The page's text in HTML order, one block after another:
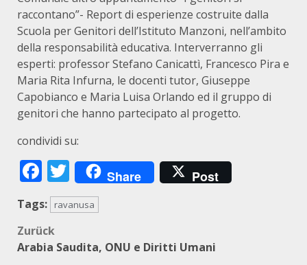
raccontano”- Report di esperienze costruite dalla
Scuola per Genitori dell’Istituto Manzoni, nell’ambito
della responsabilità educativa. Interverranno gli
esperti: professor Stefano Canicattì, Francesco Pira e
Maria Rita Infurna, le docenti tutor, Giuseppe
Capobianco e Maria Luisa Orlando ed il gruppo di
genitori che hanno partecipato al progetto.
condividi su:
Facebook
Twitter
Share Post
Tags: ravanusa
Beitragsnavigation
Zurück
Arabia Saudita, ONU e Diritti Umani